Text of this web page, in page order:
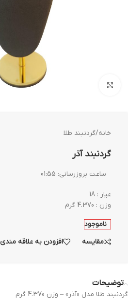
خانه/گردنبند طلا
گردنبند آذر
ساعت بروزرسانی: 01:55
عیار : 18
وزن : 4.370 گرم
ناموجود
مقایسه
افزودن به علاقه مندی
توضیحات
گردنبند طلا مدل «آذر» – وزن 4.370 گرم